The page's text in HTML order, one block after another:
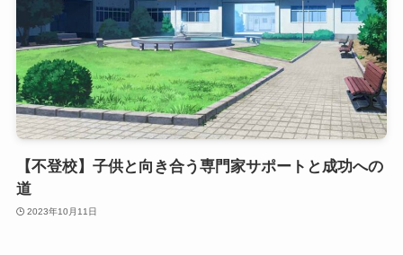
【不登校】子供と向き合う専門家サポートと成功への
道
2023年10月11日